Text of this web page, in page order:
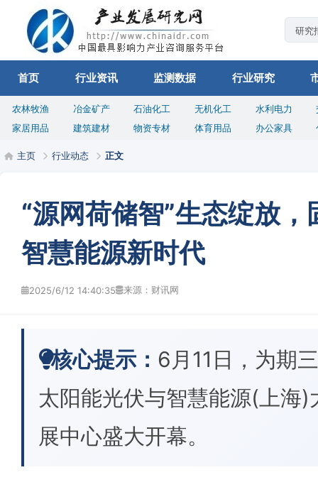
首页 行业资讯 监测数据 行业研究
农林牧渔 冶金矿产 石油化工 无机化工 水利电力
家居用品
建筑建材 物资专材 体育用品 办公家具
主页 行业动态 正文
“源网荷储智”生态绽放
智慧能源新时代
2025/6/12 14:40:35 来源：财讯网
核心提示： 6月11日，为期
太阳能光伏与智慧能源(上海
展中心盛大开幕。